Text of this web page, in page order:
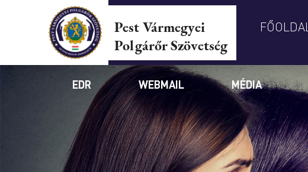
Pest Vármegyei
Polgárőr Szövetség
FŐOLDAL
EDR WEBMAIL MÉDIA